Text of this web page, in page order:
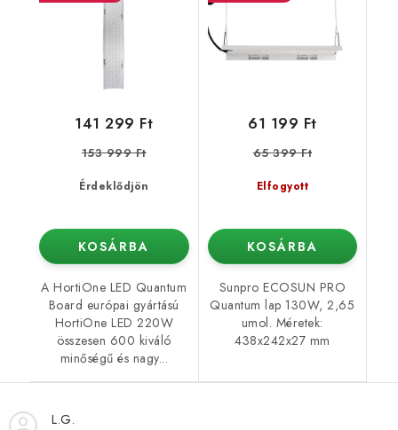
Érdeklődjön
141 299 Ft
153 999 Ft
KOSÁRBA
A HortiOne LED Quantum
Board európai gyártású
HortiOne LED 220W
összesen 600 kiváló
minőségű és nagy...
Elfogyott
61 199 Ft
65 399 Ft
KOSÁRBA
Sunpro ECOSUN PRO
Quantum lap 130W, 2,65
umol. Méretek:
438x242x27 mm
L.G.